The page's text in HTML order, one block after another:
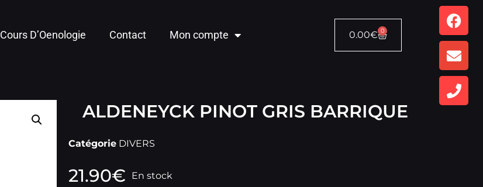
Cours D’Oenologie Contact Mon compte 0.00€ 0
ALDENEYCK PINOT GRIS BARRIQUE
Catégorie DIVERS
21.90€ En stock